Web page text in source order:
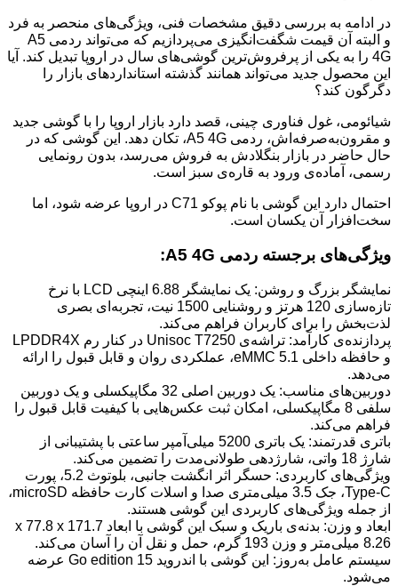
در ادامه به بررسی دقیق مشخصات فنی، ویژگی‌های منحصر به فرد
و البته آن قیمت شگفت‌انگیزی می‌پردازیم که می‌تواند ردمی A5
4G را به یکی از پرفروش‌ترین گوشی‌های سال در اروپا تبدیل کند. آیا
این محصول جدید می‌تواند همانند گذشته استانداردهای بازار را
دگرگون کند؟
شیائومی، غول فناوری چینی، قصد دارد بازار اروپا را با گوشی جدید
و مقرون‌به‌صرفه‌اش، ردمی A5 4G، تکان دهد. این گوشی که در
حال حاضر در بازار بنگلادش به فروش می‌رسد، بدون رونمایی
رسمی، آماده‌ی ورود به قاره‌ی سبز است.
احتمال دارد این گوشی با نام پوکو C71 در اروپا عرضه شود، اما
سخت‌افزار آن یکسان است.
ویژگی‌های برجسته ردمی A5 4G:
نمایشگر بزرگ و روشن: یک نمایشگر 6.88 اینچی LCD با نرخ
تازه‌سازی 120 هرتز و روشنایی 1500 نیت، تجربه‌ای بصری
لذت‌بخش را برای کاربران فراهم می‌کند.
پردازنده‌ی کارآمد: تراشه‌ی Unisoc T7250 در کنار رم LPDDR4X
و حافظه داخلی eMMC 5.1، عملکردی روان و قابل قبول را ارائه
می‌دهد.
دوربین‌های مناسب: یک دوربین اصلی 32 مگاپیکسلی و یک دوربین
سلفی 8 مگاپیکسلی، امکان ثبت عکس‌هایی با کیفیت قابل قبول را
فراهم می‌کند.
باتری قدرتمند: یک باتری 5200 میلی‌آمپر ساعتی با پشتیبانی از
شارژ 18 واتی، شارژدهی طولانی‌مدت را تضمین می‌کند.
ویژگی‌های کاربردی: حسگر اثر انگشت جانبی، بلوتوث 5.2، پورت
Type-C، جک 3.5 میلی‌متری صدا و اسلات کارت حافظه microSD،
از جمله ویژگی‌های کاربردی این گوشی هستند.
ابعاد و وزن: بدنه‌ی باریک و سبک این گوشی با ابعاد 171.7 x 77.8 x
8.26 میلی‌متر و وزن 193 گرم، حمل و نقل آن را آسان می‌کند.
سیستم عامل به‌روز: این گوشی با اندروید 15 Go edition عرضه
می‌شود.